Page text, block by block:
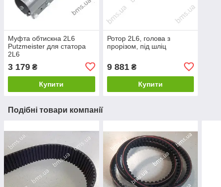
Муфта обтискна 2L6
Putzmeister для статора
2L6
3 179 ₴
Купити
Ротор 2L6, голова з
прорізом, під шліц
9 881₴
Купити
Подібні товари компанії